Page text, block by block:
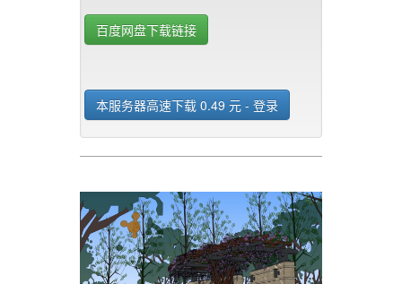
百度网盘下载链接
本服务器高速下载 0.49 元 - 登录